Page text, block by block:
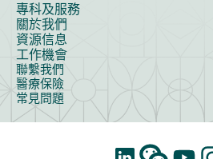
專科及服務
關於我們
資源信息
工作機會
聯繫我們
醫療保險
常見問題